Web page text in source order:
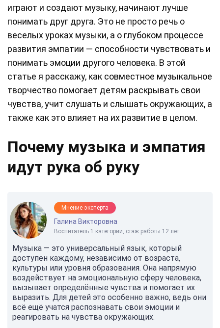
играют и создают музыку, начинают лучше
понимать друг друга. Это не просто речь о
веселых уроках музыки, а о глубоком процессе
развития эмпатии — способности чувствовать и
понимать эмоции другого человека. В этой
статье я расскажу, как совместное музыкальное
творчество помогает детям раскрывать свои
чувства, учит слушать и слышать окружающих, а
также как это влияет на их развитие в целом.
Почему музыка и эмпатия
идут рука об руку
Мнение эксперта
Галина Викторовна
Воспитатель 1 категории, стаж работы 12 лет
Музыка — это универсальный язык, который
доступен каждому, независимо от возраста,
культуры или уровня образования. Она напрямую
воздействует на эмоциональную сферу человека,
вызывает определённые чувства и помогает их
выразить. Для детей это особенно важно, ведь они
всё ещё учатся распознавать свои эмоции и
реагировать на чувства окружающих.